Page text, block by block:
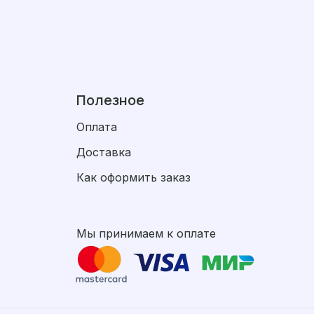
Полезное
Оплата
Доставка
Как оформить заказ
Мы принимаем к оплате